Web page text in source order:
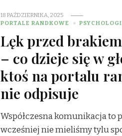
18 PAŹDZIERNIKA, 2025
PORTALE RANDKOWE
Lęk przed
– co dzieje się w
ktoś na portalu
nie odpisuje
Współczesna komunikacja to
wcześniej nie mieliśmy tylu